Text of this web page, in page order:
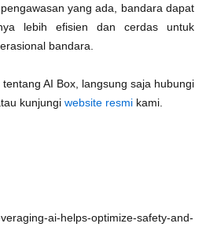
yang ada, bandara dapat
lebih efisien dan cerdas untuk
bandara.
AI Box, langsung saja hubungi
kunjungi website resmi kami.
ai-helps-optimize-safety-and-